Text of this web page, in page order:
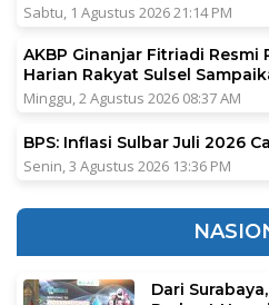
Sabtu, 1 Agustus 2026 21:14 PM
AKBP Ginanjar Fitriadi Resmi
Harian Rakyat Sulsel
Minggu, 2 Agustus 2026 08:37 AM
BPS: Inflasi Sulbar Juli 2026
Senin, 3 Agustus 2026 13:36 PM
Dari